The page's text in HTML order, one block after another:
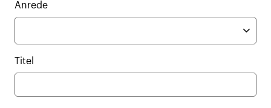
Anrede
Titel